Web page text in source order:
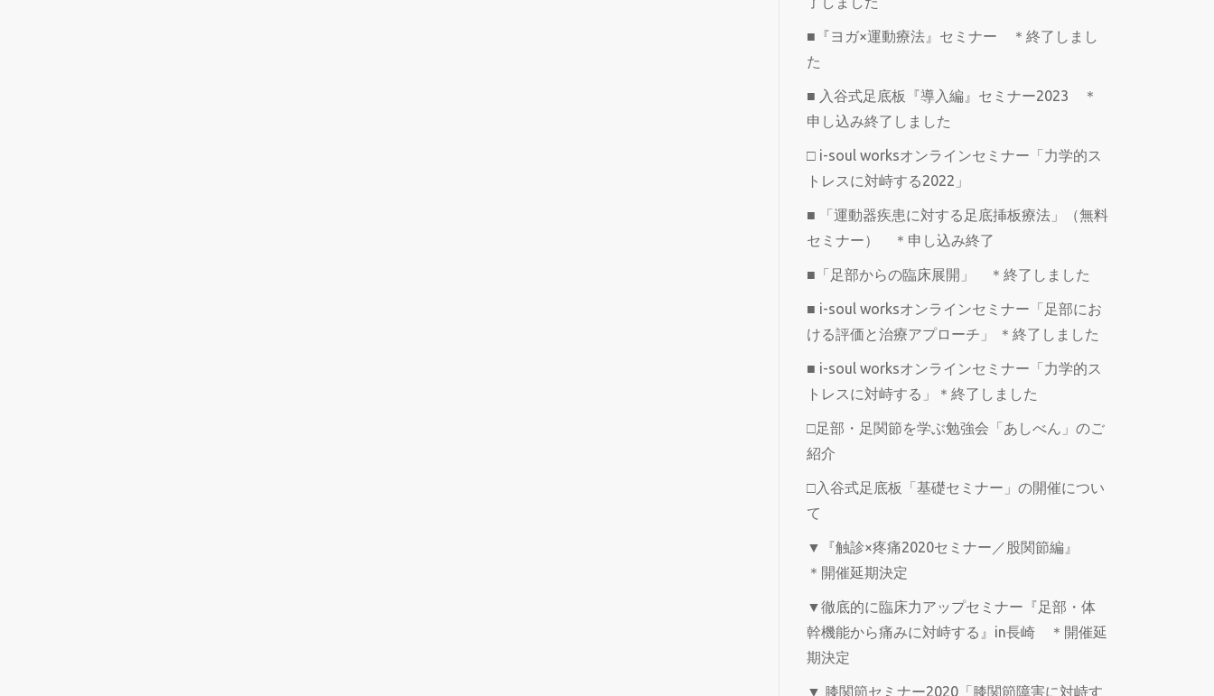
■『ヨガ×運動療法』セミナー ＊終了しまし
た
■ 入谷式足底板『導入編』セミナー2023 ＊
申し込み終了しました
□ i-soul worksオンラインセミナー「力学的ス
トレスに対峙する2022」
■ 「運動器疾患に対する足底挿板療法」（無料
セミナー） ＊申し込み終了
■「足部からの臨床展開」 ＊終了しました
■ i-soul worksオンラインセミナー「足部にお
ける評価と治療アプローチ」 ＊終了しました
■ i-soul worksオンラインセミナー「力学的ス
トレスに対峙する」＊終了しました
□足部・足関節を学ぶ勉強会「あしべん」のご
紹介
□入谷式足底板「基礎セミナー」の開催につい
て
▼『触診×疼痛2020セミナー／股関節編』
＊開催延期決定
▼徹底的に臨床力アップセミナー『足部・体
幹機能から痛みに対峙する』in長崎 ＊開催延
期決定
▼ 膝関節セミナー2020「膝関節障害に対峙す